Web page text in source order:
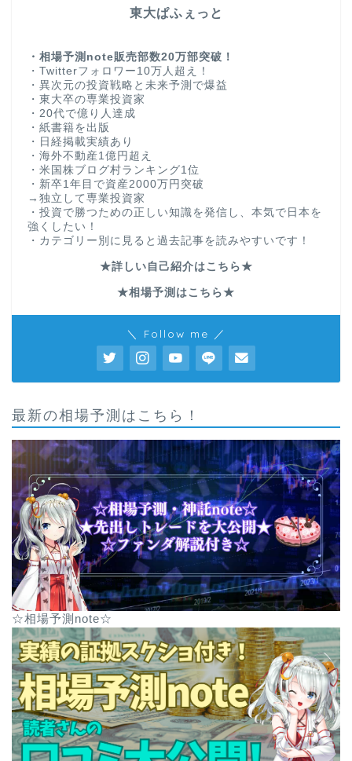
東大ぱふぇっと
・相場予測note販売部数20万部突破！
・Twitterフォロワー10万人超え！
・異次元の投資戦略と未来予測で爆益
・東大卒の専業投資家
・20代で億り人達成
・紙書籍を出版
・日経掲載実績あり
・海外不動産1億円超え
・米国株ブログ村ランキング1位
・新卒1年目で資産2000万円突破
→独立して専業投資家
・投資で勝つための正しい知識を発信し、本気で日本を
強くしたい！
・カテゴリー別に見ると過去記事を読みやすいです！
★詳しい自己紹介はこちら★
★相場予測はこちら★
＼ Follow me ／
最新の相場予測はこちら！
☆相場予測note☆